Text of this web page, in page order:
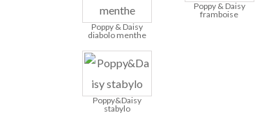
Poppy & Daisy
diabolo menthe
Poppy & Daisy
framboise
Poppy&Daisy
stabylo